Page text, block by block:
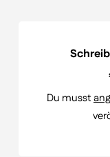
Du musst